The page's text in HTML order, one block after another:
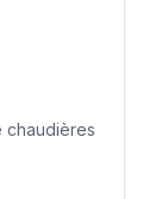
chaudières